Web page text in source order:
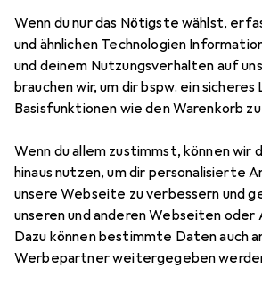
Wenn du nur das Nötigste wählst,
und ähnlichen Technologien
und deinem Nutzungsverhalten auf
brauchen wir, um dir bspw. ein sicheres
Basisfunktionen wie den Warenkorb
Wenn du allem zustimmst, können wir
hinaus nutzen, um dir personalisierte
unsere Webseite zu verbessern und
unseren und anderen Webseiten oder
Dazu können bestimmte Daten auch
Werbepartner weitergegeben
EUR
96,32
MakitaHW101